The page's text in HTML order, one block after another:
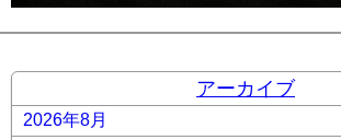
アーカイブ
2026年8月